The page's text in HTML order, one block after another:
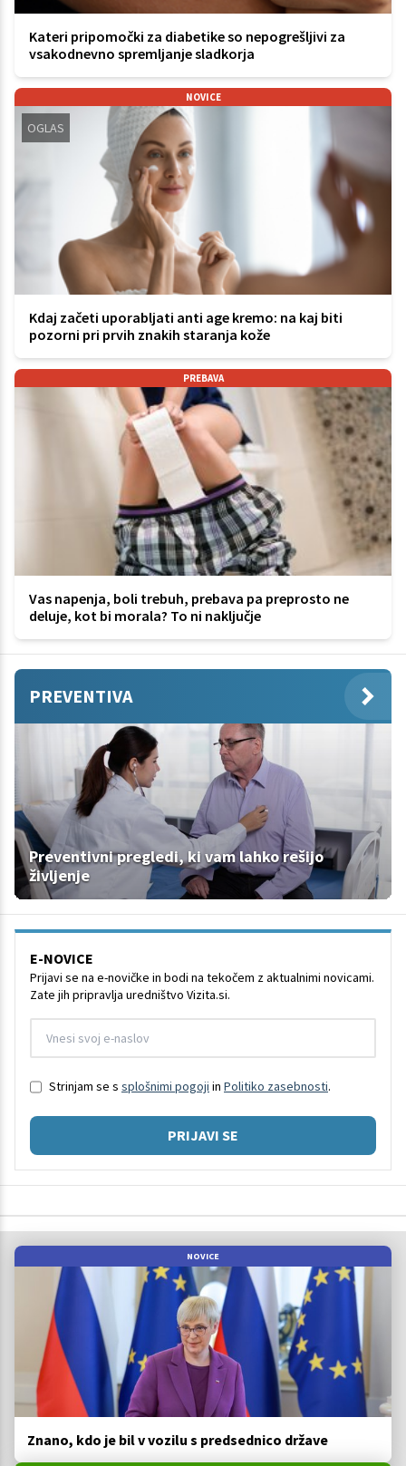
Kateri pripomočki za diabetike so nepogrešljivi za
vsakodnevno spremljanje sladkorja
NOVICE
OGLAS
Kdaj začeti uporabljati anti age kremo: na kaj biti
pozorni pri prvih znakih staranja kože
PREBAVA
Vas napenja, boli trebuh, prebava pa preprosto ne
deluje, kot bi morala? To ni naključje
PREVENTIVA
Preventivni pregledi, ki vam lahko rešijo
življenje
E-NOVICE
Prijavi se na e-novičke in bodi na tekočem z aktualnimi novicami.
Zate jih pripravlja uredništvo Vizita.si.
Strinjam se s splošnimi pogoji in Politiko zasebnosti.
PRIJAVI SE
NOVICE
Znano, kdo je bil v vozilu s predsednico države